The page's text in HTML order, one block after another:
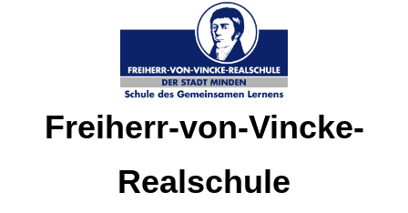
Freiherr-von-Vincke-
Realschule